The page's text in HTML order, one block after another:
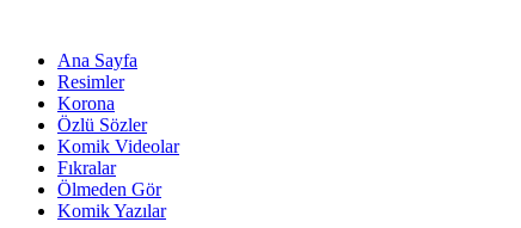
Ana Sayfa
Resimler
Korona
Özlü Sözler
Komik Videolar
Fıkralar
Ölmeden Gör
Komik Yazılar